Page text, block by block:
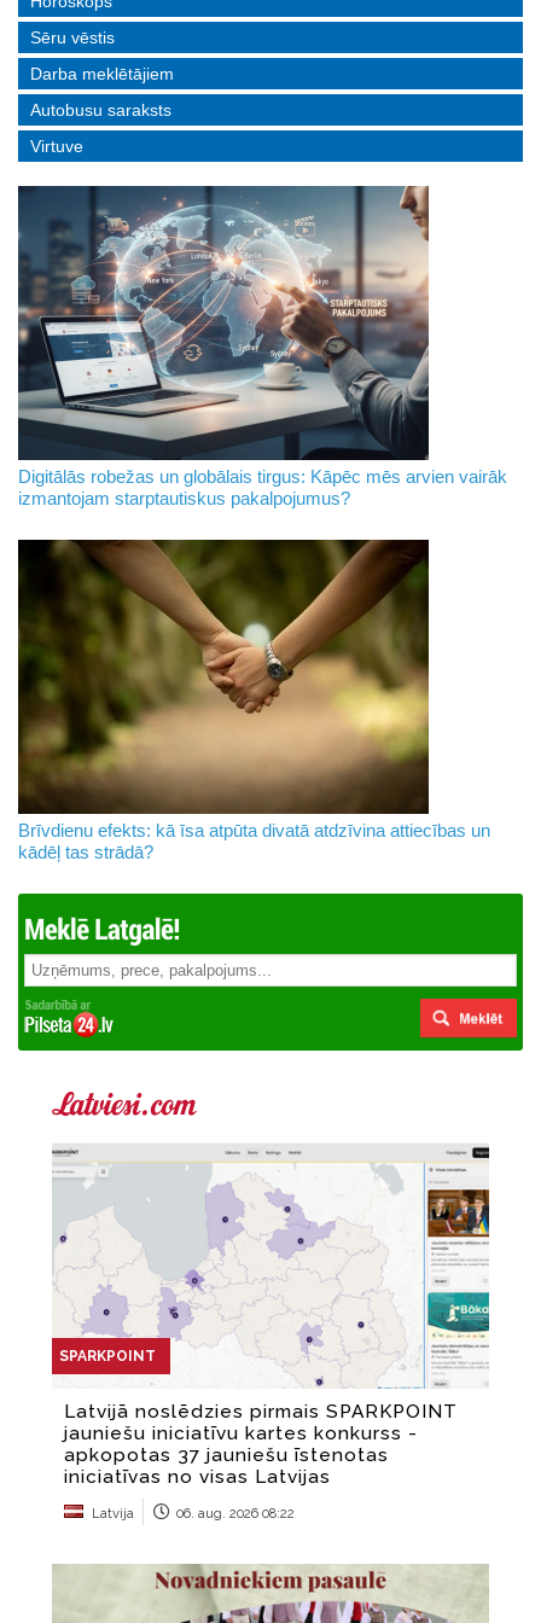
Sēru vēstis
Darba meklētājiem
Autobusu saraksts
Virtuve
Digitālās robežas un globālais tirgus: Kāpēc mēs arvien vairāk
izmantojam starptautiskus pakalpojumus?
Brīvdienu efekts: kā īsa atpūta divatā atdzīvina attiecības un
kādēļ tas strādā?